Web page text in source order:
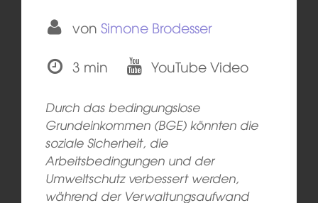
von Simone Brodesser
3 min
YouTube Video
Durch das bedingungslose
Grundeinkommen (BGE) könnten die
soziale Sicherheit, die
Arbeitsbedingungen und der
Umweltschutz verbessert werden,
während der Verwaltungsaufwand